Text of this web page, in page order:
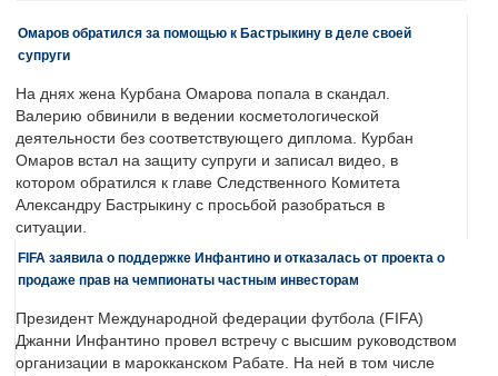
Омаров обратился за помощью к Бастрыкину в деле своей
супруги
На днях жена Курбана Омарова попала в скандал.
Валерию обвинили в ведении косметологической
деятельности без соответствующего диплома. Курбан
Омаров встал на защиту супруги и записал видео, в
котором обратился к главе Следственного Комитета
Александру Бастрыкину с просьбой разобраться в
ситуации.
FIFA заявила о поддержке Инфантино и отказалась от проекта о
продаже прав на чемпионаты частным инвесторам
Президент Международной федерации футбола (FIFA)
Джанни Инфантино провел встречу с высшим руководством
организации в марокканском Рабате. На ней в том числе